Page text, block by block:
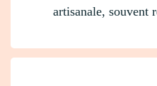
artisanale, souvent